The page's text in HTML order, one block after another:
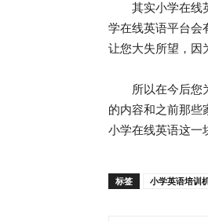
其实小学在线英
学在线英语平台会
让您大失所望，因
所以在今后您为
的内容和之前那些
小学在线英语这一
标签 小学英语培训